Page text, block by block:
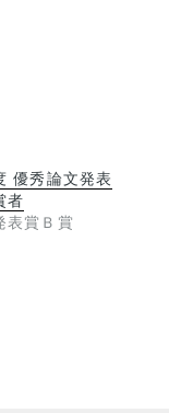
優秀論文発表
者
表賞Ｂ賞